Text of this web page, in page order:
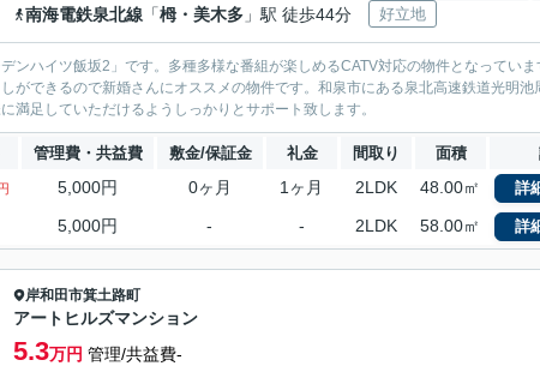
南海電鉄泉北線 「栂・美木多 」駅 徒歩44分
好立地
ンハイツ飯坂2」です。多種多様な番組が楽しめるCATV対応の物件となってい
ができるので新婚さんにオススメの物件です。和泉市にある泉北高速鉄道光明池
満足していただけるようしっかりとサポート致します。
管理費・共益費 敷金/保証金 礼金 間取り 面積
5,000円 0ヶ月 1ヶ月 2LDK 48.00㎡ 詳
5,000円 - - 2LDK 58.00㎡ 詳
岸和田市箕土路町
アートヒルズマンション
5.3万円 管理/共益費-